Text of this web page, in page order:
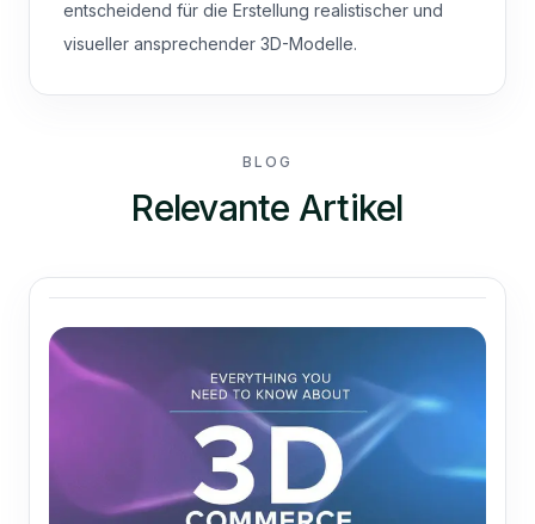
entscheidend für die Erstellung realistischer und
visueller ansprechender 3D-Modelle.
BLOG
Relevante Artikel